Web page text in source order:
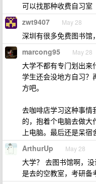
可以找那种收费自习室
zwt9407 May 28
深圳有很多免费图书馆
marcong95 May 28
大学不都有专门划出来
学生还会没地方自习？
方吧。
去咖啡店学习这种事情
的，抱着个电脑去做
上电脑。最后还是呆宿
ArthurUp May 28
大学？ 去图书馆啊，
是去的空教室，考研备